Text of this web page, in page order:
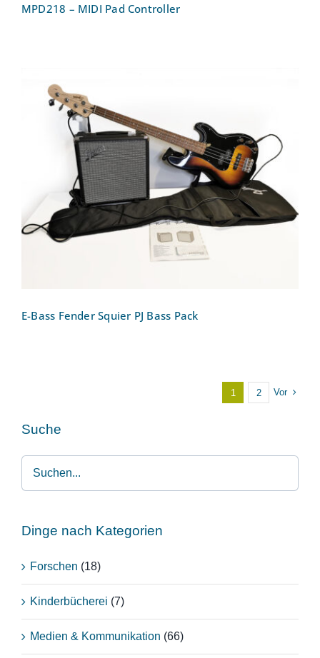
MPD218 – MIDI Pad Controller
E-Bass Fender Squier PJ Bass Pack
E-Bass Fender Squier PJ Bass Pack
1 2 Vor
Suche
Dinge nach Kategorien
Forschen (18)
Kinderbücherei (7)
Medien & Kommunikation (66)